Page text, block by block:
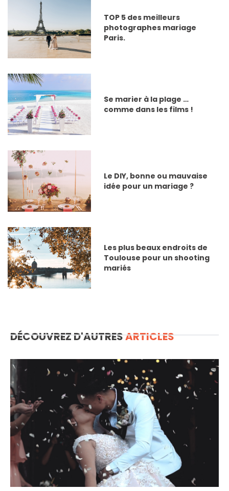
TOP 5 des meilleurs
photographes mariage
Paris.
Se marier à la plage …
comme dans les films !
Le DIY, bonne ou mauvaise
idée pour un mariage ?
Les plus beaux endroits de
Toulouse pour un shooting
mariés
DÉCOUVREZ D'AUTRESARTICLES